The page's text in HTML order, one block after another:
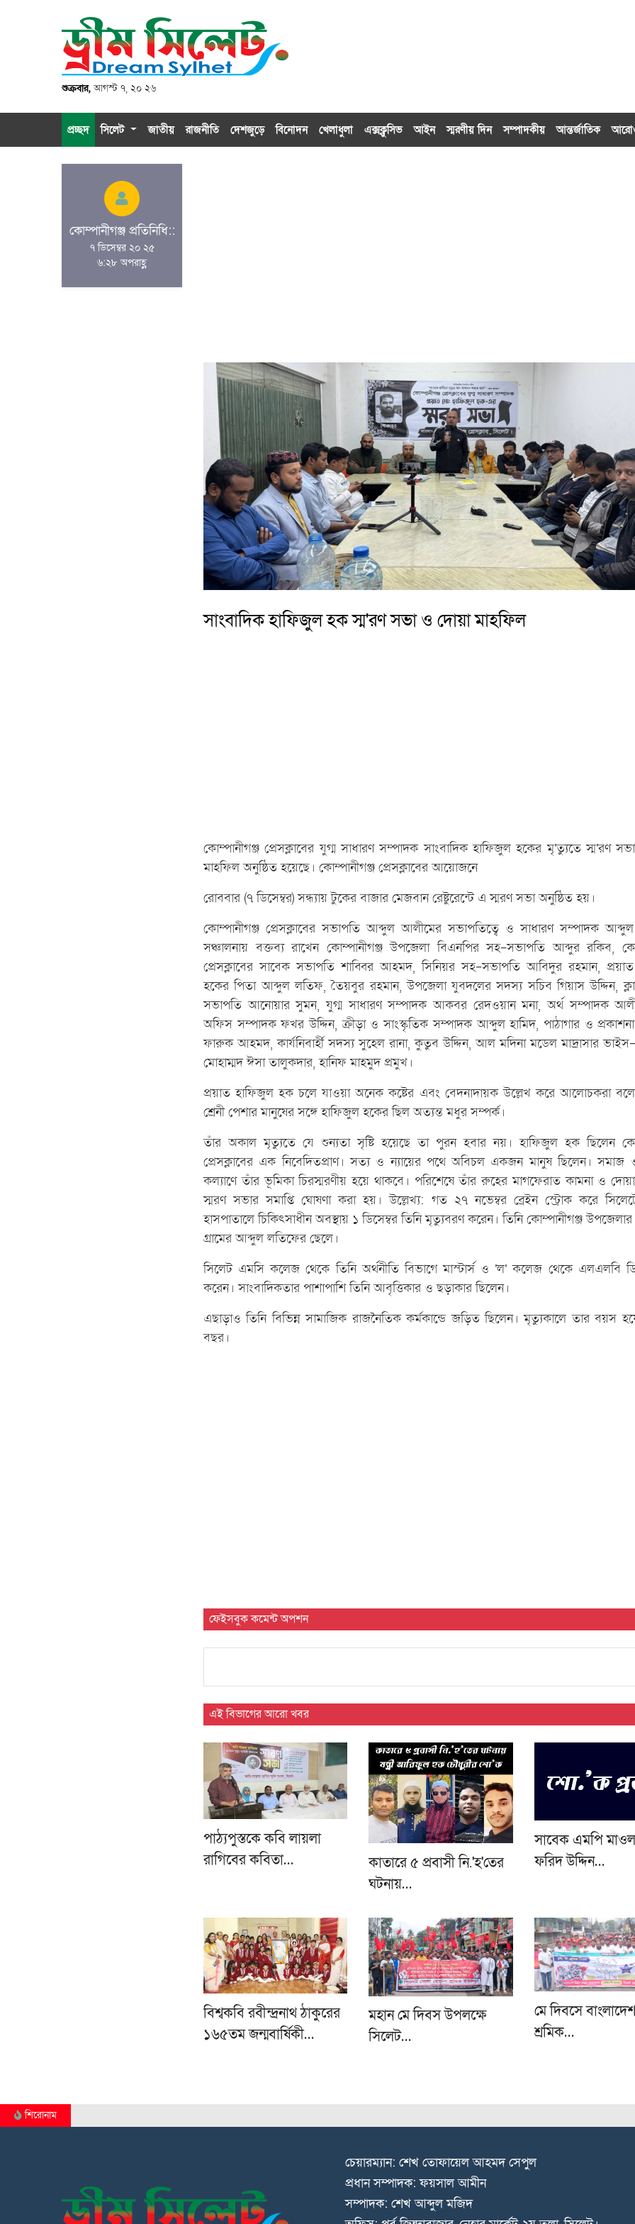
শুক্রবার,আগস্ট ৭, ২০ ২৬
প্রচ্ছদ সিলেট জাতীয় রাজনীতি দেশজুড়ে বিনোদন খেলাধুলা এক্সক্লু‌সিভ আইন স্মরণীয় দিন সম্পাদকীয় আন্তর্জাতিক
কোম্পানীগঞ্জ প্রতিনিধি::
৭ ডিসেম্বর ২০ ২৫
৬:২৮ অপরাহ্ণ
সাংবাদিক হাফিজুল হক স্ম'রণ সভা ও দোয়া মাহফিল
কোম্পানীগঞ্জ প্রেসক্লাবের যুগ্ম সাধারণ সম্পাদক সাংবাদিক হাফিজুল হকের মৃ'ত্যুতে স্ম'রণ
মাহফিল অনুষ্ঠিত হয়েছে। কোম্পানীগঞ্জ প্রেসক্লাবের আয়োজনে
রোববার (৭ ডিসেম্বর) সন্ধ্যায় টুকের বাজার মেজবান রেষ্টুরেন্টে এ স্মরণ সভা অনুষ্ঠিত হয়।
কোম্পানীগঞ্জ প্রেসক্লাবের সভাপতি আব্দুল আলীমের সভাপতিত্বে ও সাধারণ সম্পাদক
সঞ্চালনায় বক্তব্য রাখেন কোম্পানীগঞ্জ উপজেলা বিএনপির সহ-সভাপতি আব্দুর রকিব,
প্রেসক্লাবের সাবেক সভাপতি শাব্বির আহমদ, সিনিয়র সহ-সভাপতি আবিদুর রহমান,
হকের পিতা আব্দুল লতিফ, তৈয়বুর রহমান, উপজেলা যুবদলের সদস্য সচিব গিয়াস উদ্দিন,
সভাপতি আনোয়ার সুমন, যুগ্ম সাধারণ সম্পাদক আকবর রেদওয়ান মনা, অর্থ সম্পাদক
অফিস সম্পাদক ফখর উদ্দিন, ক্রীড়া ও সাংস্কৃতিক সম্পাদক আব্দুল হামিদ, পাঠাগার ও
ফারুক আহমদ, কার্যনিবার্হী সদস্য সুহেল রানা, কুতুব উদ্দিন, আল মদিনা মডেল মাদ্রাসার ভাইস-
মোহাম্মদ ঈসা তালুকদার, হানিফ মাহমুদ প্রমুখ।
প্রয়াত হাফিজুল হক চলে যাওয়া অনেক কষ্টের এবং বেদনাদায়ক উল্লেখ করে আলোচকরা
শ্রেনী পেশার মানুষের সঙ্গে হাফিজুল হকের ছিল অত্যন্ত মধুর সম্পর্ক।
তাঁর অকাল মৃত্যুতে যে শুন্যতা সৃষ্টি হয়েছে তা পুরন হবার নয়। হাফিজুল হক ছিলেন
প্রেসক্লাবের এক নিবেদিতপ্রাণ। সত্য ও ন্যায়ের পথে অবিচল একজন মানুষ ছিলেন। সমাজ
কল্যাণে তাঁর ভূমিকা চিরস্মরণীয় হয়ে থাকবে। পরিশেষে তাঁর রুহের মাগফেরাত কামনা ও
স্মরণ সভার সমাপ্তি ঘোষণা করা হয়। উল্লেখ্য: গত ২৭ নভেম্বর ব্রেইন স্ট্রোক করে
হাসপাতালে চিকিৎসাধীন অবস্থায় ১ ডিসেম্বর তিনি মৃত্যুবরণ করেন। তিনি কোম্পানীগঞ্জ উপজেলার
গ্রামের আব্দুল লতিফের ছেলে।
সিলেট এমসি কলেজ থেকে তিনি অর্থনীতি বিভাগে মাস্টার্স ও 'ল' কলেজ থেকে এলএলবি
করেন। সাংবাদিকতার পাশাপাশি তিনি আবৃত্তিকার ও ছড়াকার ছিলেন।
এছাড়াও তিনি বিভিন্ন সামাজিক রাজনৈতিক কর্মকান্ডে জড়িত ছিলেন। মৃত্যুকালে তার বয়স
বছর।
ফেইসবুক কমেন্ট অপশন
এই বিভাগের আরো খবর
পাঠ্যপুস্তকে কবি লায়লা
রাগিবের কবিতা…
কাতারে ৫ প্রবাসী নি.'হ'তের
ঘটনায়…
সাবেক এমপি
ফরিদ উদ্দিন…
বিশ্বকবি রবীন্দ্রনাথ ঠাকুরের
১৬৫তম জন্মবার্ষিকী…
মহান মে দিবস উপলক্ষে
সিলেট…
মে দিবসে বাংলাদেশ
শ্রমিক…
শিরোনাম
চেয়ারম্যান: শেখ তোফায়েল আহমদ সেপুল
প্রধান সম্পাদক: ফয়সাল আমীন
সম্পাদক: শেখ আব্দুল মজিদ